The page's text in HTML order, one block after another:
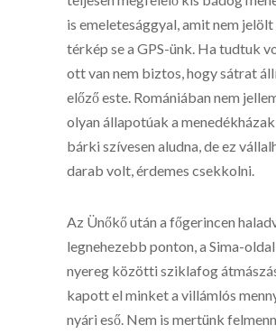
is emeletesággyal, amit nem jelölt
térkép se a GPS-ünk. Ha tudtuk
ott van nem biztos, hogy sátrat
előző este. Romániában nem
olyan állapotúak a
bárki szívesen aludna, de ez
darab volt, érdemes csekkolni.
Az Ünőkő után a főgerincen
legnehezebb ponton, a Sima-
nyereg közötti sziklafog
kapott el minket a villámlós
nyári eső. Nem is mertünk